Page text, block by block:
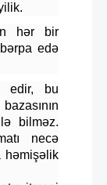
hər bir
edə
edir, bu
bilməz.
necə
həmişəlik